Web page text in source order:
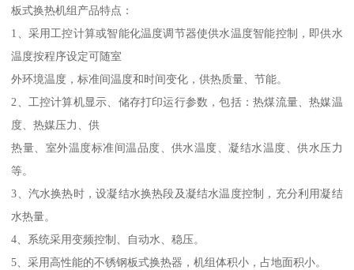
板式换热机组产品特点：
1、采用工控计算或智能化温度调节器使供水温度智能控制，即供水
温度按程序设定可随室
外环境温度，标准间温度和时间变化，供热质量、节能。
2、工控计算机显示、储存打印运行参数，包括：热煤流量、热媒温
度、热媒压力、供
热量、室外温度标准间温品度、供水温度、凝结水温度、供水压力
等。
3、汽水换热时，设凝结水换热段及凝结水温度控制，充分利用凝结
水热量。
4、系统采用变频控制、自动水、稳压。
5、采用高性能的不锈钢板式换热器，机组体积小，占地面积小。